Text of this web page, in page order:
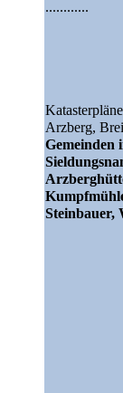
............
Arzberg,
Gemeinden
Steinbauer,